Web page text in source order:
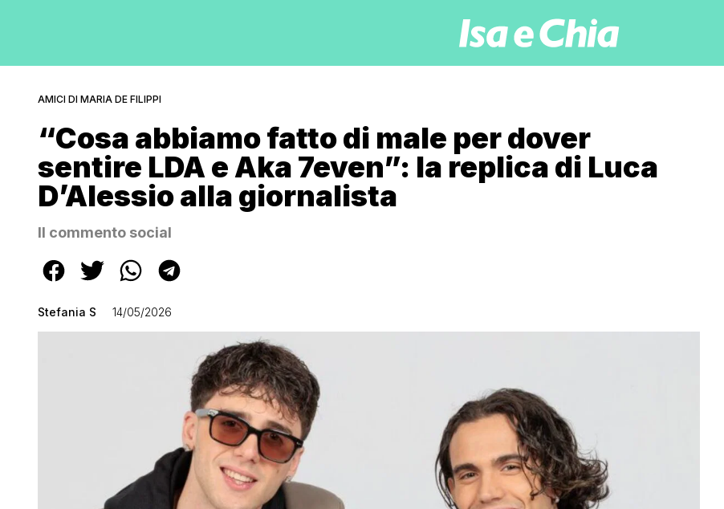
AMICI DI MARIA DE FILIPPI
“Cosa abbiamo fatto di male per dover
sentire LDA e Aka 7even”: la replica di Luca
D’Alessio alla giornalista
Il commento social
Stefania S 14/05/2026